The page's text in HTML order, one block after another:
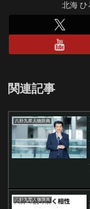
北海 ひ
関連記事
八卦九星人物辞典
八卦九星人物辞典